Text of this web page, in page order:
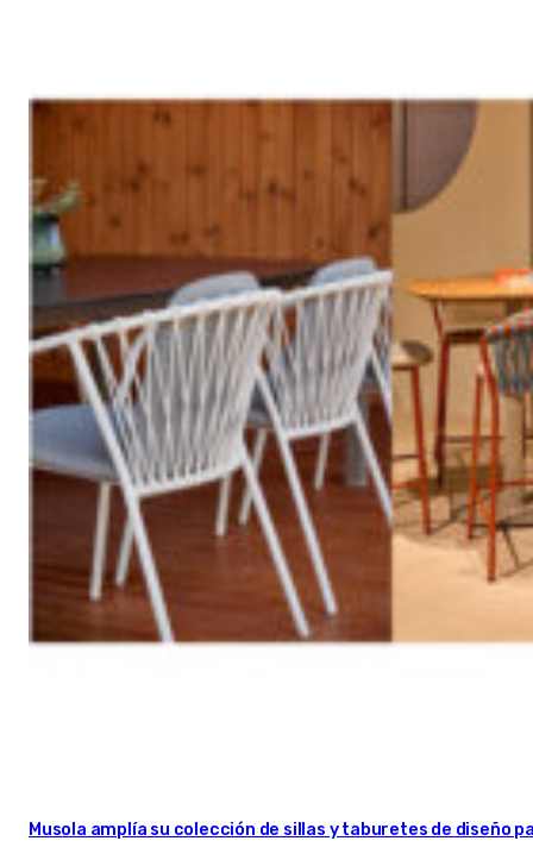
Musola amplía su colección de sillas y taburetes de diseño